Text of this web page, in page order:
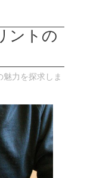
ントの
力を探求しま